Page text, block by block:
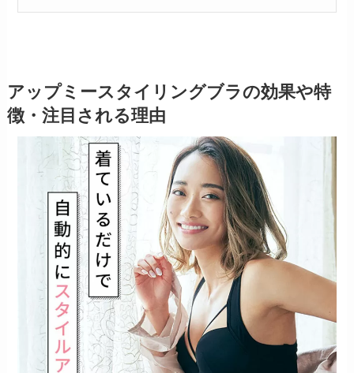
アップミースタイリングブラの効果や特
徴・注目される理由